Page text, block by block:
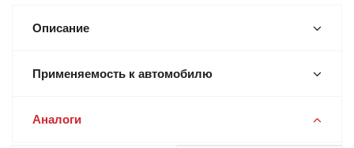
Описание
Применяемость к автомобилю
Аналоги